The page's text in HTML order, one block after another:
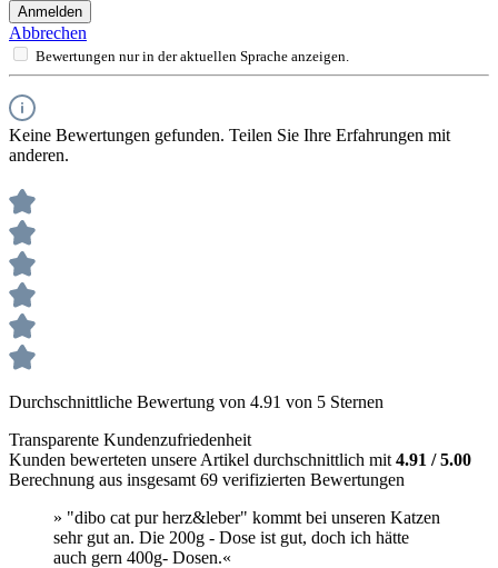
Anmelden
Abbrechen
Bewertungen nur in der aktuellen Sprache anzeigen.
Keine Bewertungen gefunden. Teilen Sie Ihre Erfahrungen mit
anderen.
Durchschnittliche Bewertung von 4.91 von 5 Sternen
Transparente Kundenzufriedenheit
Kunden bewerteten unsere Artikel durchschnittlich mit 4.91 / 5.00
Berechnung aus insgesamt 69 verifizierten Bewertungen
» "dibo cat pur herz&leber" kommt bei unseren Katzen
sehr gut an. Die 200g - Dose ist gut, doch ich hätte
auch gern 400g- Dosen.«